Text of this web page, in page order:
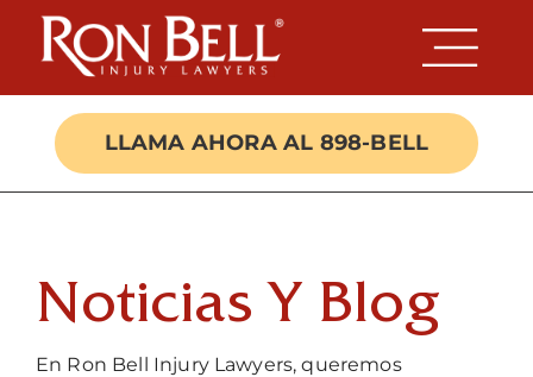
content
LLAMA AHORA AL 898-BELL
Noticias Y Blog
En Ron Bell Injury Lawyers, queremos